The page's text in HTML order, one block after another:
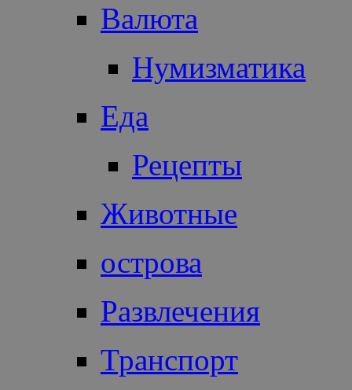
Валюта
Нумизматика
Еда
Рецепты
Животные
острова
Развлечения
Транспорт